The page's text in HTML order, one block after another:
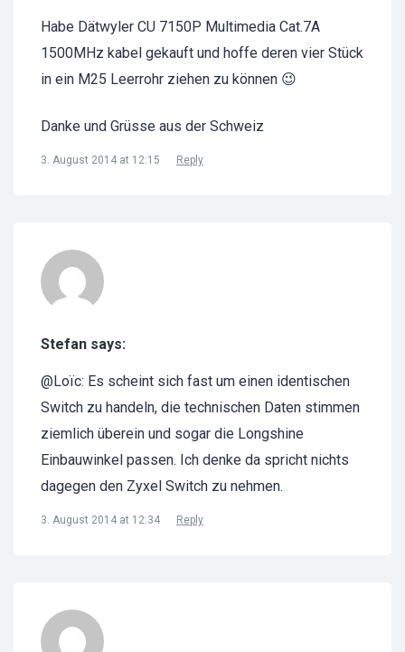
Habe Dätwyler CU 7150P Multimedia Cat.7A
1500MHz kabel gekauft und hoffe deren vier Stück
in ein M25 Leerrohr ziehen zu können 😉
Danke und Grüsse aus der Schweiz
3. August 2014 at 12:15 Reply
Stefan says:
@Loïc: Es scheint sich fast um einen identischen
Switch zu handeln, die technischen Daten stimmen
ziemlich überein und sogar die Longshine
Einbauwinkel passen. Ich denke da spricht nichts
dagegen den Zyxel Switch zu nehmen.
3. August 2014 at 12:34 Reply